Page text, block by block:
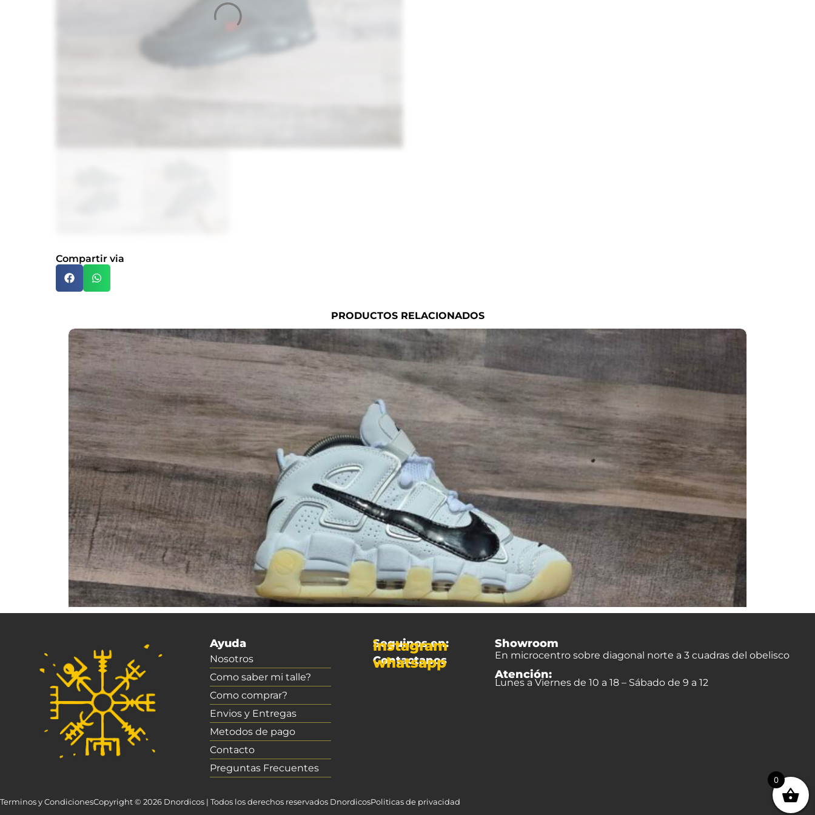
Compartir via
PRODUCTOS RELACIONADOS
Ayuda
Nosotros
Como saber mi talle?
Como comprar?
Envios y Entregas
Metodos de pago
Contacto
Preguntas Frecuentes
Seguinos en:
instagram
Contactanos
whatsapp
Showroom
En microcentro sobre diagonal norte a 3 cuadras del obelisco
Atención:
Lunes a Viernes de 10 a 18 – Sábado de 9 a 12
Terminos y CondicionesCopyright © 2026 Dnordicos | Todos los derechos reservados DnordicosPoliticas de privacidad
0